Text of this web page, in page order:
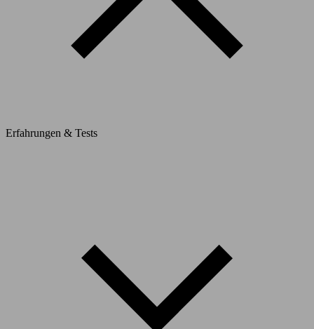
Erfahrungen & Tests